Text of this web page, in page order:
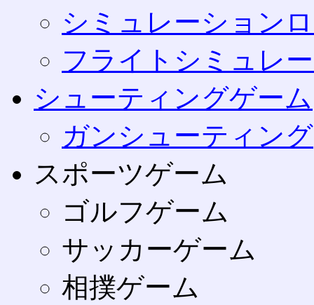
シミュレーション
フライトシミュレ
シューティングゲーム
ガンシューティング
スポーツゲーム
ゴルフゲーム
サッカーゲーム
相撲ゲーム